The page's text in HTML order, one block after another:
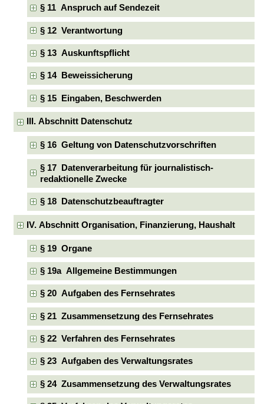
§ 11 Anspruch auf Sendezeit
§ 12 Verantwortung
§ 13 Auskunftspflicht
§ 14 Beweissicherung
§ 15 Eingaben, Beschwerden
III. Abschnitt Datenschutz
§ 16 Geltung von Datenschutzvorschriften
§ 17 Datenverarbeitung für journalistisch-
redaktionelle Zwecke
§ 18 Datenschutzbeauftragter
IV. Abschnitt Organisation, Finanzierung, Haushalt
§ 19 Organe
§ 19a Allgemeine Bestimmungen
§ 20 Aufgaben des Fernsehrates
§ 21 Zusammensetzung des Fernsehrates
§ 22 Verfahren des Fernsehrates
§ 23 Aufgaben des Verwaltungsrates
§ 24 Zusammensetzung des Verwaltungsrates